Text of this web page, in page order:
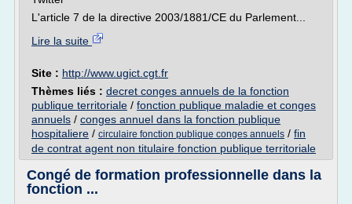
L'article 7 de la directive 2003/1881/CE du Parlement...
Lire la suite
Site : http://www.ugict.cgt.fr
Thèmes liés : decret conges annuels de la fonction
publique territoriale / fonction publique maladie et conges
annuels / conges annuel dans la fonction publique
hospitaliere / circulaire fonction publique conges annuels / fin
de contrat agent non titulaire fonction publique territoriale
Congé de formation professionnelle dans la
fonction ...